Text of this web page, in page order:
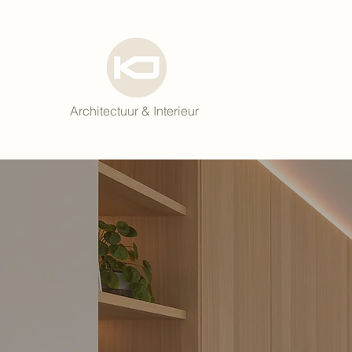
Architectuur & Interieur